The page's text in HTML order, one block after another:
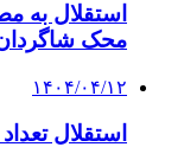
استقلال به
محک شاگردان
۱۴۰۴/۰۴/۱۲
استقلال